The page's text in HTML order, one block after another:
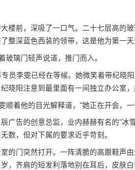
楼前，深吸了一口气。二十七层高的
整深蓝色西装的领带，这是他为第一
玻璃门轻声说道，推门而入。
员李雯已经在等候。她微笑着带纪晓
晓阳注意到最里面有一间独立办公室
顺着他的目光解释道，"她正在开会，
广告的创意总监，业内赫赫有名的"冰
数，但对下属的要求近乎苛刻。
的门突然打开。一阵清脆的高跟鞋声
，齐肩的短发利落地别在耳后，皮肤